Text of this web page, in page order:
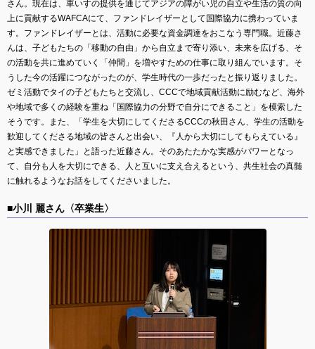
さん。現在は、車いすの提供を通じてアジアの障がい児の自立や生活の質の向
上に貢献するWAFCAにて、ファンドレイザーとして国際協力に携わっていま
す。ファンドレイザーとは、活動に必要な資金調達をおこなう専門職。近藤さ
んは、子どもたちの「移動の自由」から自立まで寄り添い、未来を広げる、そ
の活動を共に進めていく「仲間」を増やすための仕事に取り組んでいます。そ
うした今の活躍につながったのが、学生時代の一歩だったと振り返りました。
ゼミ活動でタイの子どもたちと交流し、CCCで地域貢献活動に励むなど、海外
や地域で多くの経験を重ね「国際協力の分野で自分にできること」を模索した
そうです。また、「学生を大切にしてくださるCCCの秋田さん、学生の活動を
歓迎してくださる地域の皆さんと出会い、『人から大切にしてもらえている』
と実感できました」と語った近藤さん。そのあたたかな実感がパワーとなっ
て、自分も人を大切にできる、人と互いに支え合えるという、共生社会の真髄
に触れるようなお話をしてくださいました。
■小川 麗さん〈卒業生〉